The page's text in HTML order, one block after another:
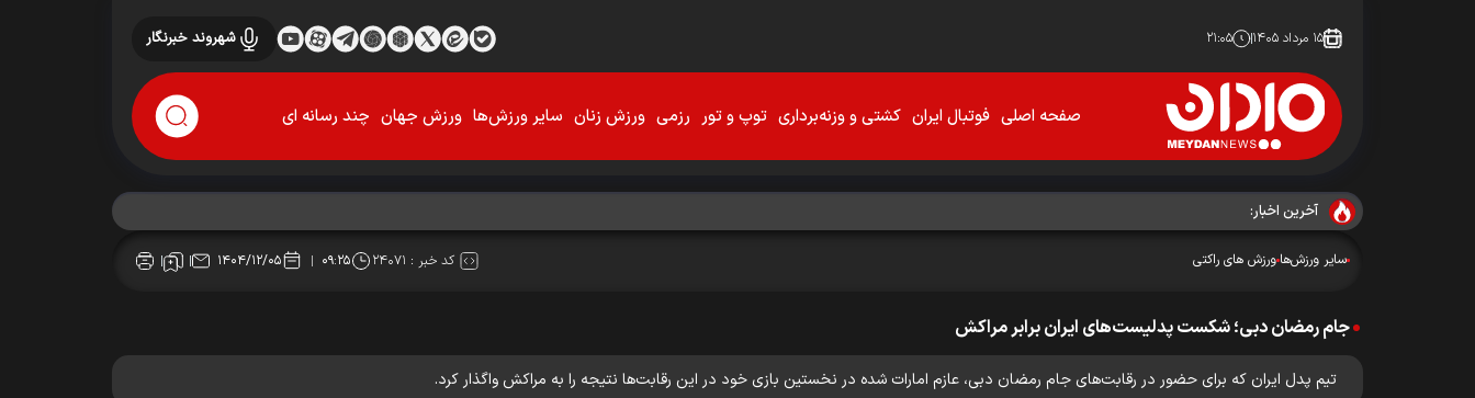
۱۵ مرداد ۱۴۰۵ ۲۱:۰۵ شهروند خبرنگار
صفحه اصلی فوتبال ایران کشتی و وزنه‌برداری توپ و تور رزمی ورزش زنان سایر ورزش‌ها ورزش جهان چند رسانه ای
آخرین اخبار:
سایر ورزش‌ها ورزش های راکتی کد خبر : ۲۴۰۷۱ ۰۹:۲۵ ۱۴۰۴/۱۲/۰۵
جام رمضان دبی؛ شکست پدلیست‌های ایران برابر مراکش
تیم پدل ایران که برای حضور در رقابت‌های جام رمضان دبی، عازم امارات شده در نخستین بازی خود در این رقابت‌ها نتیجه را به مراکش واگذار کرد.